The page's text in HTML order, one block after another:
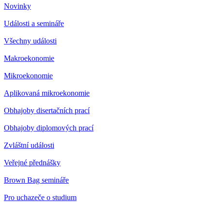
Novinky
Události a semináře
Všechny události
Makroekonomie
Mikroekonomie
Aplikovaná mikroekonomie
Obhajoby disertačních prací
Obhajoby diplomových prací
Zvláštní události
Veřejné přednášky
Brown Bag semináře
Pro uchazeče o studium